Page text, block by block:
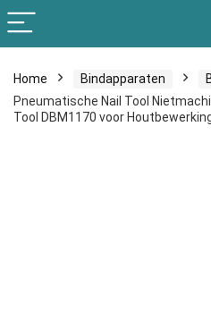
Home Bindapparaten
Pneumatische Nail Tool
Tool DBM1170 voor